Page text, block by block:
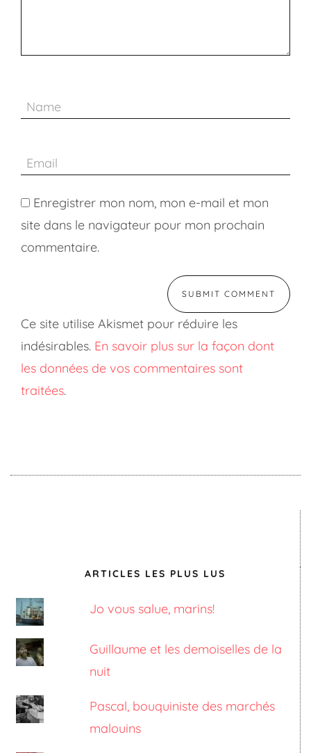
Enregistrer mon nom, mon e-mail et mon
site dans le navigateur pour mon prochain
commentaire.
Ce site utilise Akismet pour réduire les
indésirables. En savoir plus sur la façon dont
les données de vos commentaires sont
traitées.
ARTICLES LES PLUS LUS
Jo vous salue, marins!
Guillaume et les demoiselles de la
nuit
Pascal, bouquiniste des marchés
malouins